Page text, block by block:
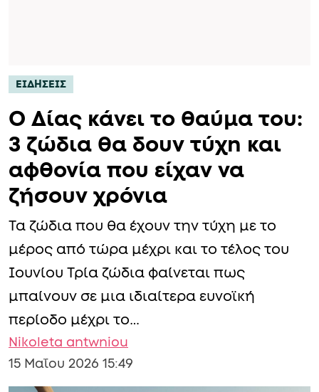
ΕΙΔΗΣΕΙΣ
Ο Δίας κάνει το θαύμα του:
3 ζώδια θα δουν τύχn και
αφθονία που είχαν να
ζήσουν χρόνια
Τα ζώδια που θα έχουν την τύχη με το
μέρος από τώρα μέχρι και το τέλος του
Ιουνίου Τρία ζώδια φαίνεται πως
μπαίνουν σε μια ιδιαίτερα ευνοϊκή
περίοδο μέχρι το…
Nikoleta antwniou
15 Μαΐου 2026 15:49